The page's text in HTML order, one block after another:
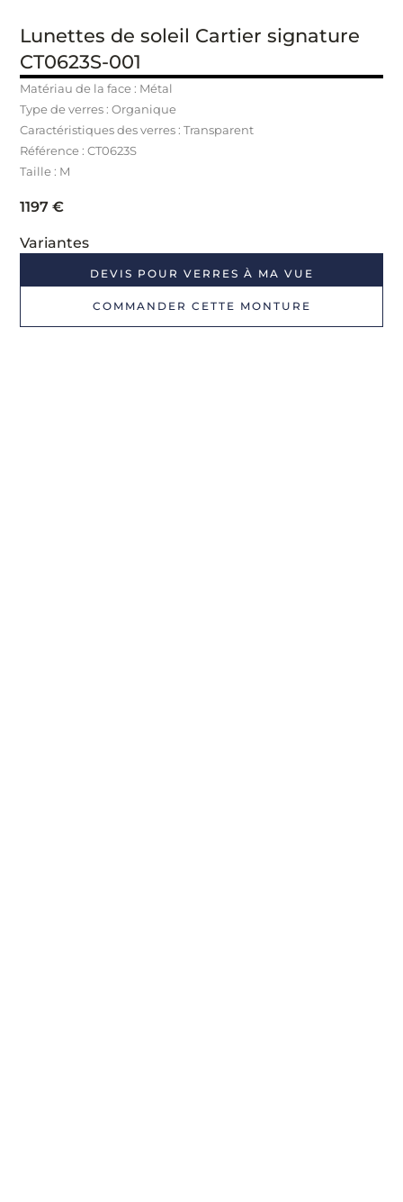
Lunettes de soleil Cartier signature
CT0623S-001
Matériau de la face : Métal
Type de verres : Organique
Caractéristiques des verres : Transparent
Référence : CT0623S
Taille : M
1197€
Variantes
DEVIS POUR VERRES À MA VUE
COMMANDER CETTE MONTURE